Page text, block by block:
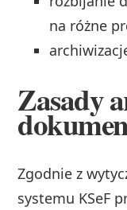
na różne
Zasady
Zgodnie z
systemu KSeF